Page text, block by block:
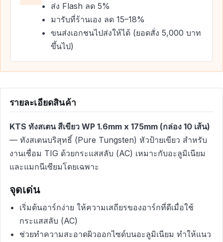
ส่ง Flash ลด 5%
มารับที่ร้านเอง ลด 15–18%
ขนส่งเอกชนไปส่งให้ได้ (ยอดสั่ง 5,000 บาท
ขึ้นไป)
รายละเอียดสินค้า
KTS ทังสเตน สีเขียว WP 1.6mm x 175mm (กล่อง 10 เส้น)
— ทังสเตนบริสุทธิ์ (Pure Tungsten) หัวป้ายเขียว สำหรับ
งานเชื่อม TIG ด้วยกระแสสลับ (AC) เหมาะกับอะลูมิเนียม
และแมกนีเซียมโดยเฉพาะ
จุดเด่น
เริ่มต้นอาร์กง่าย ให้ความเสถียรของอาร์กที่ดีเมื่อใช้
กระแสสลับ (AC)
ช่วยทำความสะอาดผิวออกไซด์บนอะลูมิเนียม ทำให้แนว